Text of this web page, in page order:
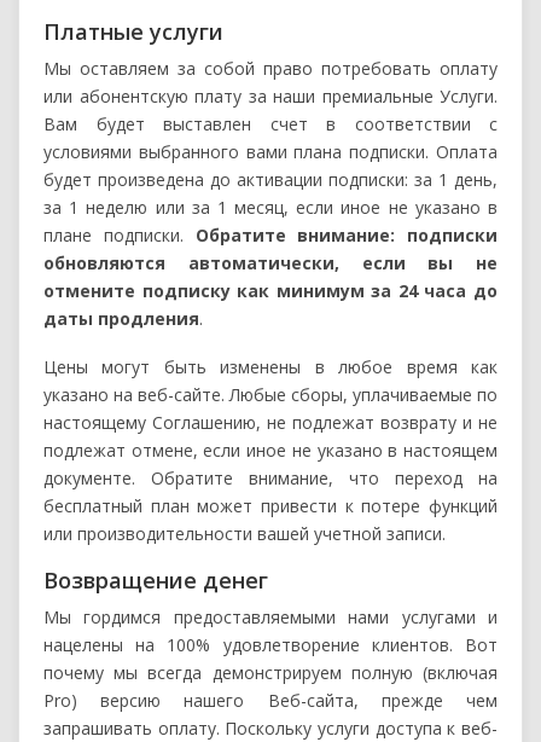
Платные услуги
Мы оставляем за собой право потребовать оплату
или абонентскую плату за наши премиальные Услуги.
Вам будет выставлен счет в соответствии с
условиями выбранного вами плана подписки. Оплата
будет произведена до активации подписки: за 1 день,
за 1 неделю или за 1 месяц, если иное не указано в
плане подписки. Обратите внимание: подписки
обновляются автоматически, если вы не
отмените подписку как минимум за 24 часа до
даты продления.
Цены могут быть изменены в любое время как
указано на веб-сайте. Любые сборы, уплачиваемые по
настоящему Соглашению, не подлежат возврату и не
подлежат отмене, если иное не указано в настоящем
документе. Обратите внимание, что переход на
бесплатный план может привести к потере функций
или производительности вашей учетной записи.
Возвращение денег
Мы гордимся предоставляемыми нами услугами и
нацелены на 100% удовлетворение клиентов. Вот
почему мы всегда демонстрируем полную (включая
Pro) версию нашего Веб-сайта, прежде чем
запрашивать оплату. Поскольку услуги доступа к веб-